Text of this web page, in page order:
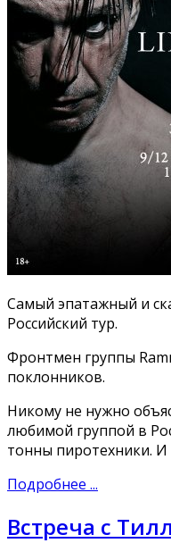
Cамый эпатажный и
Российский тур.
Фронтмен группы
поклонников.
Никому не нужно
любимой группой в
тонны пиротехники.
Подробнее ...
Встреча с